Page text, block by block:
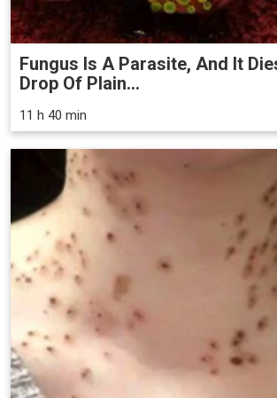
Fungus Is A Parasite, And It
Drop Of Plain...
11 h 40 min